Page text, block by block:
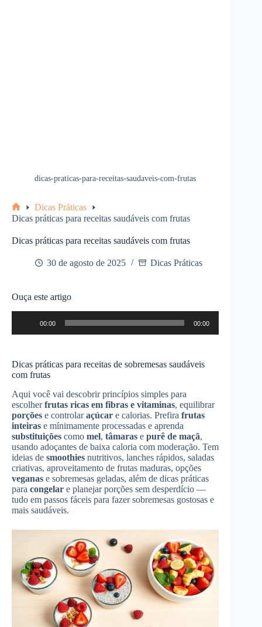
dicas-praticas-para-receitas-saudaveis-com-frutas
Home
Dicas Práticas
Dicas práticas para receitas saudáveis com frutas
Dicas práticas para receitas saudáveis com frutas
30 de agosto de 2025 Dicas Práticas
Ouça este artigo
áudio
00:00 00:00
Dicas práticas para receitas de sobremesas saudáveis
com frutas
Aqui você vai descobrir princípios simples para
escolherfrutas ricas em fibras e vitaminas, equilibrar
porções e controlaraçúcar e calorias. Prefira frutas
inteiras e mínimamente processadas e aprenda
substituições como mel, tâmaras e purê de maçã,
usando adoçantes de baixa caloria com moderação. Tem
ideias de smoothies nutritivos, lanches rápidos, saladas
criativas, aproveitamento de frutas maduras, opções
veganas e sobremesas geladas, além de dicas práticas
para congelar e planejar porções sem desperdício —
tudo em passos fáceis para fazer sobremesas gostosas e
mais saudáveis.